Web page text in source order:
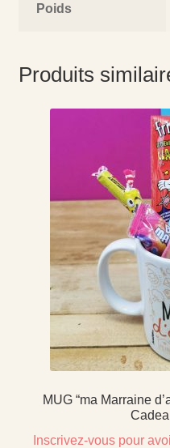
Poids
Produits
MUG “ma Marraine
Inscrivez-vous pour